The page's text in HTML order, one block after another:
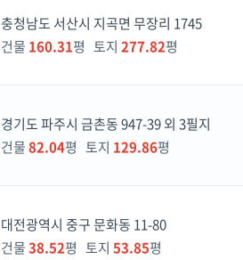
충청남도 서산시 지곡면 무장리 1745
건물 160.31평 토지 277.82평
경기도 파주시 금촌동 947-39 외 3필지
건물82.04평 토지 129.86평
대전광역시 중구 문화동 11-80
건물38.52평 토지 53.85평